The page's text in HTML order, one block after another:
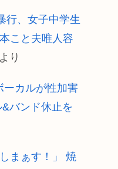
行、女子中学生
こと夫唯人容
より
ーカルが性加害
バンド休止を
まぁす！」 焼